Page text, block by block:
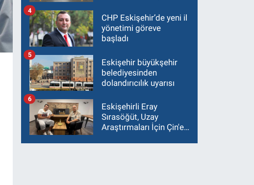
CHP Eskişehir’de yeni il
yönetimi göreve
başladı
4
Eskişehir büyükşehir
belediyesinden
dolandırıcılık uyarısı
5
Eskişehirli Eray
Sırasöğüt, Uzay
Araştırmaları İçin Çin'e
6